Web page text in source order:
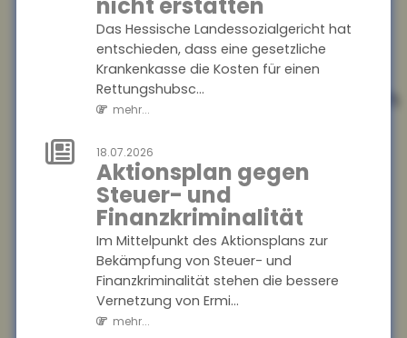
nicht erstatten
Das Hessische Landessozialgericht hat
entschieden, dass eine gesetzliche
Krankenkasse die Kosten für einen
Rettungshubsc...
mehr...
18.07.2026
Aktionsplan gegen
Steuer- und
Finanzkriminalität
Im Mittelpunkt des Aktionsplans zur
Bekämpfung von Steuer- und
Finanzkriminalität stehen die bessere
Vernetzung von Ermi...
mehr...
mehr...
21.07.2026
Internationaler
Informationsaustausch
soll
Steuerhinterziehung
bekämpfen
Die Bundesregierung will den
automatischen
Informationsaustausch über
digitale Plattformeinkünfte
auf Drittstaaten auswe...